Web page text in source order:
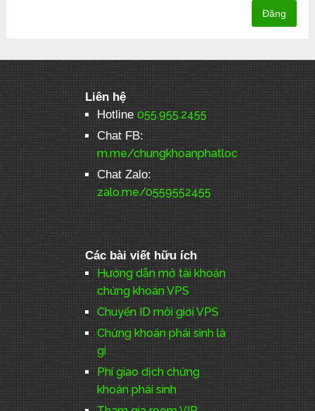
Liên hệ
Hotline 055.955.2455
Chat FB:
m.me/chungkhoanphatloc
Chat Zalo:
zalo.me/0559552455
Các bài viết hữu ích
Hướng dẫn mở tài khoản
chứng khoán VPS
Chuyển ID môi giới VPS
Chứng khoán phái sinh là
gì
Phí giao dịch chứng
khoán phái sinh